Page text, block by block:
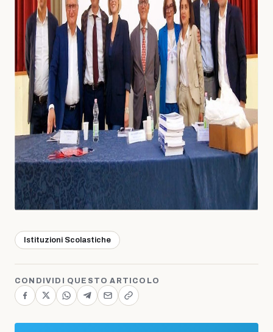
Istituzioni Scolastiche
CONDIVIDI QUESTO ARTICOLO